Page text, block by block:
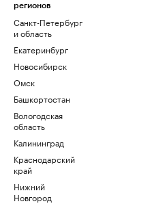
регионов
Санкт-Петербург
и область
Екатеринбург
Новосибирск
Омск
Башкортостан
Вологодская
область
Калининград
Краснодарский
край
Нижний
Новгород